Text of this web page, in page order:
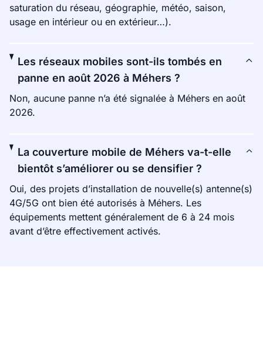
saturation du réseau, géographie, météo, saison,
usage en intérieur ou en extérieur…).
Les réseaux mobiles sont-ils tombés en
panne en août 2026 à Méhers ?
Non, aucune panne n’a été signalée à Méhers en août
2026.
La couverture mobile de Méhers va-t-elle
bientôt s’améliorer ou se densifier ?
Oui, des projets d’installation de nouvelle(s) antenne(s)
4G/5G ont bien été autorisés à Méhers. Les
équipements mettent généralement de 6 à 24 mois
avant d’être effectivement activés.